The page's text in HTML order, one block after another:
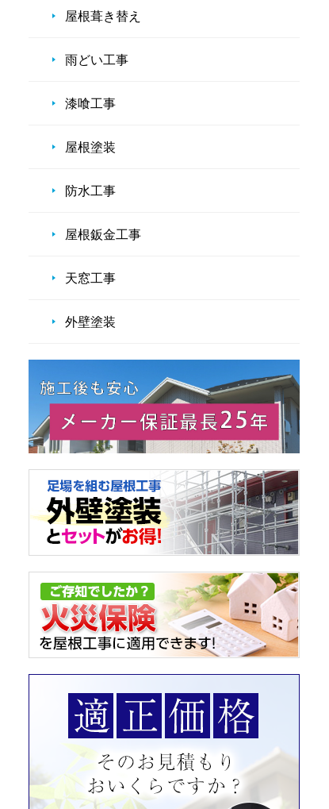
屋根葺き替え
雨どい工事
漆喰工事
屋根塗装
防水工事
屋根鈑金工事
天窓工事
外壁塗装